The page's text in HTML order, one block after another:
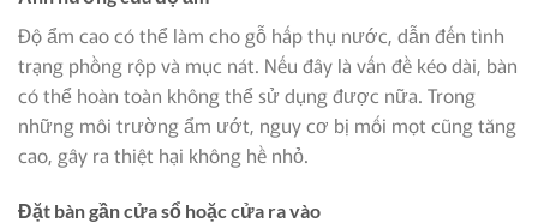
Độ ẩm cao có thể làm cho gỗ hấp thụ nước, dẫn đến tình
trạng phồng rộp và mục nát. Nếu đây là vấn đề kéo dài, bàn
có thể hoàn toàn không thể sử dụng được nữa. Trong
những môi trường ẩm ướt, nguy cơ bị mối mọt cũng tăng
cao, gây ra thiệt hại không hề nhỏ.
Đặt bàn gần cửa sổ hoặc cửa ra vào